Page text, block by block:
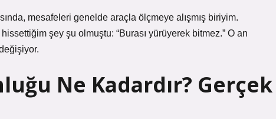
mesafeleri genelde araçla ölçmeye alışmış biriyim.
şey şu olmuştu: “Burası yürüyerek bitmez.” O an
Ne Kadardır? Gerçek